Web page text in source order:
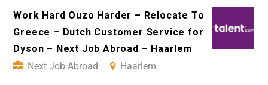
Work Hard Ouzo Harder – Relocate To
Greece – Dutch Customer Service for
Dyson – Next Job Abroad – Haarlem
Next Job Abroad
Haarlem